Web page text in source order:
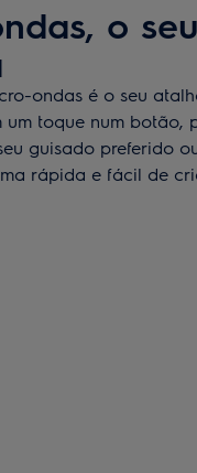
o
ondas é o seu
um toque num botão,
guisado preferido
rápida e fácil de